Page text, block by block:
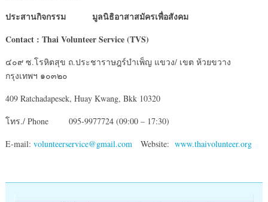
ประสานกิจกรรม มูลนิธิอาสาสมัครเพื่อสังคม
Contact : Thai Volunteer Service (TVS)
๔๐๙ ซ.โรหิตสุข ถ.ประชาราษฎร์บำเพ็ญ แขวง/ เขต ห้วยขวาง
กรุงเทพฯ ๑๐๓๒๐
409 Ratchadapesek, Huay Kwang, Bkk 10320
โทร./ Phone 095-9977724 (09:00 – 17:30)
E-mail: volunteerservice@gmail.comWebsite: www.thaivolunteer.org